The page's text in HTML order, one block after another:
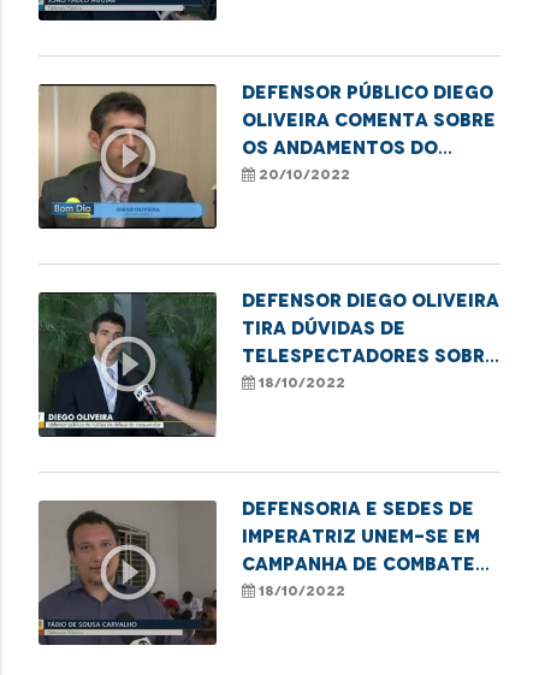
play_circle_outline
Defensor público Diego
Oliveira comenta sobre
os andamentos do
processo contra a Vivo
20/10/2022
play_circle_outline
Defensor Diego Oliveira
tira dúvidas de
telespectadores sobre
direito do consumidor
18/10/2022
play_circle_outline
Defensoria e SEDES de
Imperatriz unem-se em
campanha de combate
ao sub-registro
18/10/2022